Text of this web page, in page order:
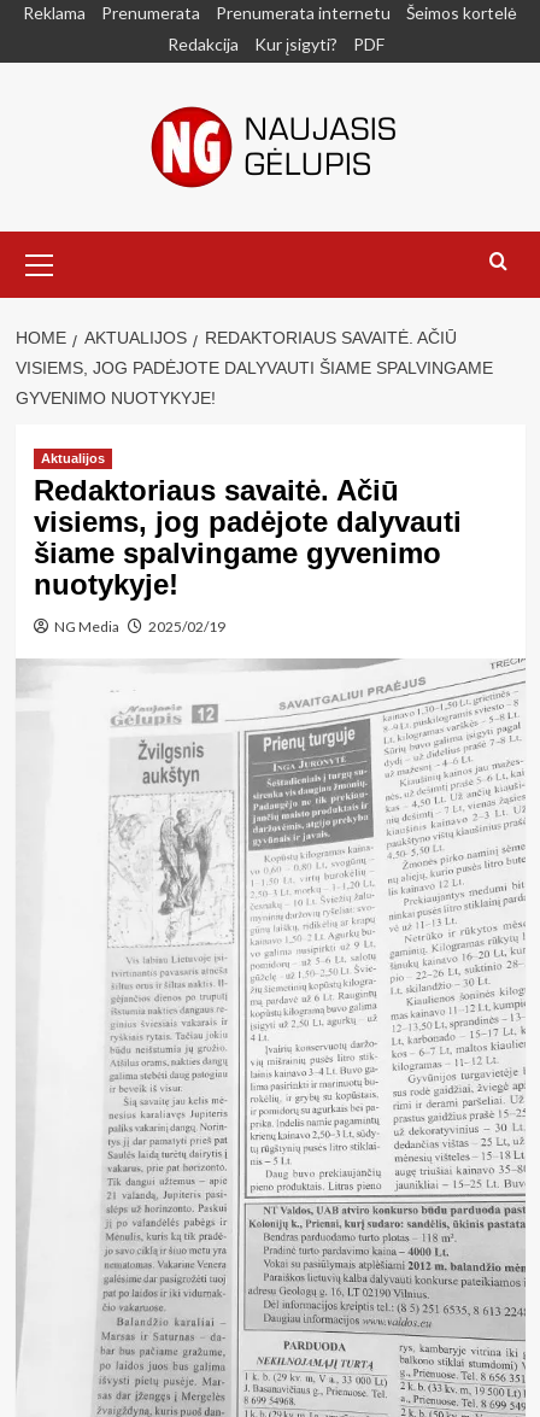
SkipReklama Prenumerata Prenumerata internetu
Šeimos kortelė
Redakcija
Kur įsigyti? PDF
Menu
HOME AKTUALIJOS
REDAKTORIAUS SAVAITĖ. AČIŪ
VISIEMS, JOG PADĖJOTE DALYVAUTI ŠIAME SPALVINGAME
GYVENIMO NUOTYKYJE!
Aktualijos
Redaktoriaus savaitė. Ačiū
visiems, jog padėjote dalyvauti
šiame spalvingame gyvenimo
nuotykyje!
NG Media 2025/02/19